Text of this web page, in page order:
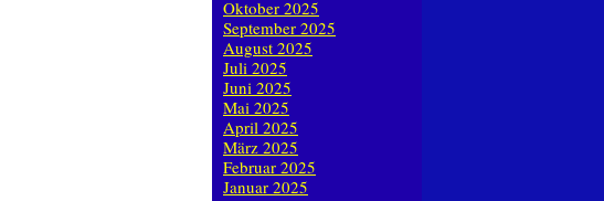
Oktober 2025
September 2025
August 2025
Juli 2025
Juni 2025
Mai 2025
April 2025
März 2025
Februar 2025
Januar 2025